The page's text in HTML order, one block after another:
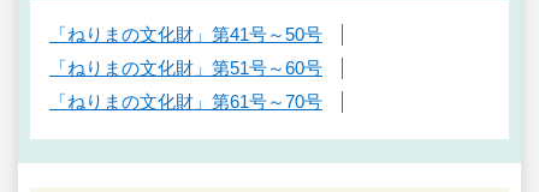
「ねりまの文化財」第41号～50号
「ねりまの文化財」第51号～60号
「ねりまの文化財」第61号～70号